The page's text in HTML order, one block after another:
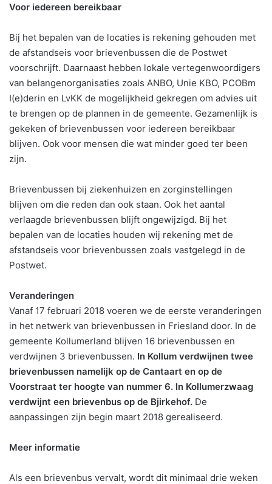
Voor iedereen bereikbaar
Bij het bepalen van de locaties is rekening gehouden met
de afstandseis voor brievenbussen die de Postwet
voorschrijft. Daarnaast hebben lokale vertegenwoordigers
van belangenorganisaties zoals ANBO, Unie KBO, PCOBm
I(e)derin en LvKK de mogelijkheid gekregen om advies uit
te brengen op de plannen in de gemeente. Gezamenlijk is
gekeken of brievenbussen voor iedereen bereikbaar
blijven. Ook voor mensen die wat minder goed ter been
zijn.
Brievenbussen bij ziekenhuizen en zorginstellingen
blijven om die reden dan ook staan. Ook het aantal
verlaagde brievenbussen blijft ongewijzigd. Bij het
bepalen van de locaties houden wij rekening met de
afstandseis voor brievenbussen zoals vastgelegd in de
Postwet.
Veranderingen
Vanaf 17 februari 2018 voeren we de eerste veranderingen
in het netwerk van brievenbussen in Friesland door. In de
gemeente Kollumerland blijven 16 brievenbussen en
verdwijnen 3 brievenbussen. In Kollum verdwijnen twee
brievenbussen namelijk op de Cantaart en op de
Voorstraat ter hoogte van nummer 6. In Kollumerzwaag
verdwijnt een brievenbus op de Bjirkehof. De
aanpassingen zijn begin maart 2018 gerealiseerd.
Meer informatie
Als een brievenbus vervalt, wordt dit minimaal drie weken